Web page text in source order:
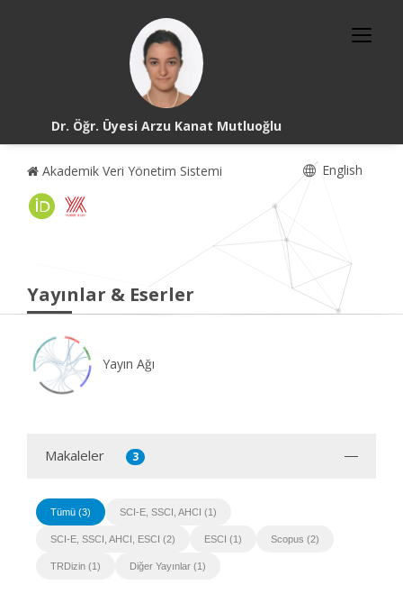
Dr. Öğr. Üyesi Arzu Kanat Mutluoğlu
Akademik Veri Yönetim Sistemi English
Yayınlar & Eserler
Yayın Ağı
Makaleler 3
Tümü (3) SCI-E, SSCI, AHCI (1)
SCI-E, SSCI, AHCI, ESCI (2) ESCI (1) Scopus (2)
TRDizin (1) Diğer Yayınlar (1)